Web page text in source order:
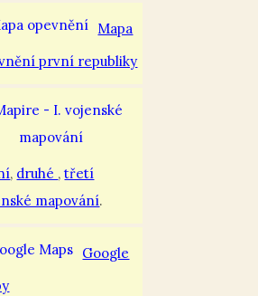
Mapa
první republiky
, druhé ,třetí
mapování.
Google